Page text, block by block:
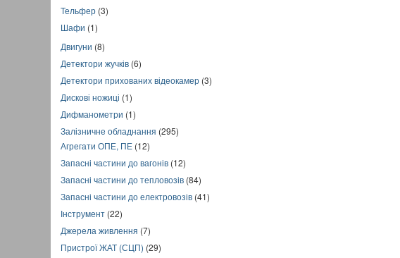
Тельфер (3)
Шафи (1)
Двигуни (8)
Детектори жучків (6)
Детектори прихованих відеокамер (3)
Дискові ножиці (1)
Дифманометри (1)
Залізничне обладнання (295)
Агрегати ОПЕ, ПЕ (12)
Запасні частини до вагонів (12)
Запасні частини до тепловозів (84)
Запасні частини до електровозів (41)
Інструмент (22)
Джерела живлення (7)
Пристрої ЖАТ (СЦП) (29)